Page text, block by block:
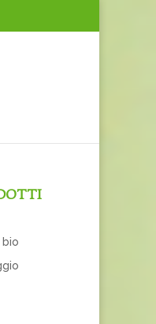
bio